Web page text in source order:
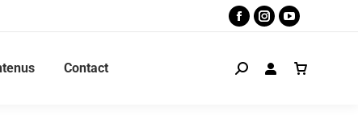
Contact